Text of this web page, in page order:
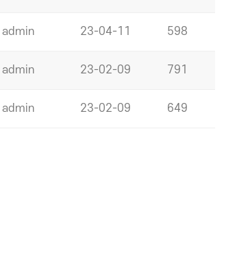
admin 23-04-11 598
admin 23-02-09 791
admin 23-02-09 649